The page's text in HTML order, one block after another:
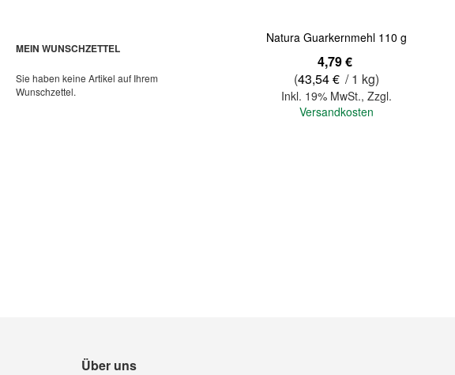
Natura Guarkernmehl 110 g
4,79 €
(43,54 € / 1 kg)
Inkl. 19% MwSt., Zzgl.
Versandkosten
MEIN WUNSCHZETTEL
Sie haben keine Artikel auf Ihrem
Wunschzettel.
Über uns